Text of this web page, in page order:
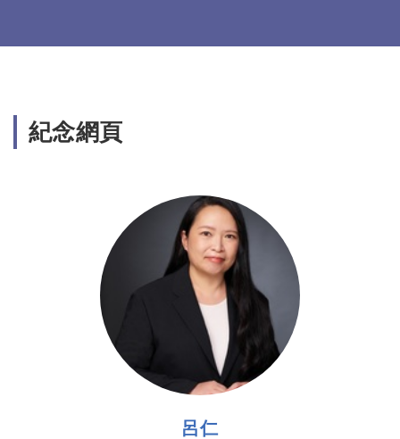
紀念網頁
呂仁